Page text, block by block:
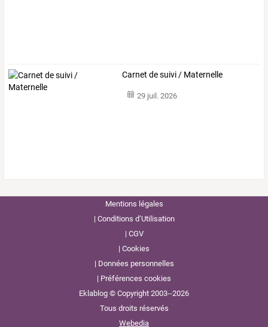
Carnet de suivi / Maternelle
29 juil. 2026
Mentions légales
Conditions d’Utilisation
CGV
Cookies
Données personnelles
Préférences cookies
Eklablog © Copyright 2003--2026
Tous droits réservés
Webedia